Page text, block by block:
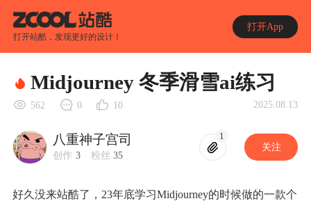
打开站酷，发现更好的设计！
打开App
Midjourney 冬季滑雪ai练习
562 0 10 2025.08.13
八重神子宫司
创作 3 粉丝 35
1
关注
好久没来站酷了，23年底学习Midjourney的时候做的一款个